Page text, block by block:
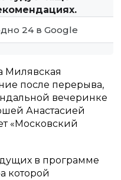
24 в Google
Милявская
после перерыва,
вечеринке
Анастасией
«Московский
в программе
которой